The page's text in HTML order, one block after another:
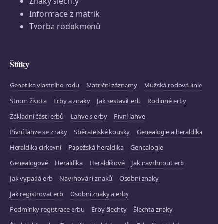
Informace z matrik
Tvorba rodokmenů
Štítky
Genetika vlastního rodu Matriční záznamy
Mužská rodová linie
Strom života
Erby a znaky Jak sestavit erb
Rodinné erby
Základní části erbů
Lahve s erby
Pivní lahve
Pivní lahve se znaky
Sběratelské kousky
Genealogie a heraldika
Heraldika církevní
Papežská heraldika
Genealogie
Genealogové
Heraldika Heraldikové
Jak navrhnout erb
Jak vypadá erb
Navrhování znaků
Osobní znaky
Jak registrovat erb
Osobní znaky a erby
Podmínky registrace erbu
Erby šlechty
Šlechta znaky